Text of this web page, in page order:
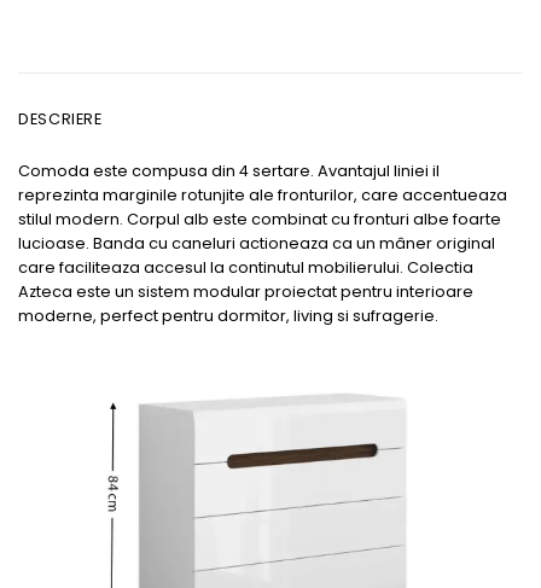
DESCRIERE
Comoda este compusa din 4 sertare. Avantajul liniei il
reprezinta marginile rotunjite ale fronturilor, care accentueaza
stilul modern. Corpul alb este combinat cu fronturi albe foarte
lucioase. Banda cu caneluri actioneaza ca un mâner original
care faciliteaza accesul la continutul mobilierului. Colectia
Azteca este un sistem modular proiectat pentru interioare
moderne, perfect pentru dormitor, living si sufragerie.